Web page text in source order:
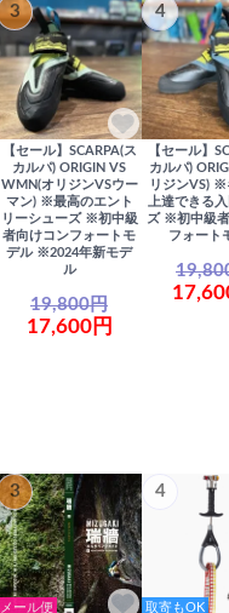
3
【セール】SCARPA(ス
カルパ) ORIGIN VS
WMN(オリジンVSウー
マン) ※最高のエント
リーシューズ ※初中級
者向けコンフォートモ
デル ※2024年新モデ
ル
19,800円
17,600円
4
【セール】
カルパ)
リジンVS) ※
上達できる
ズ ※初中級
フォート
3
メール便
4
取寄もOK